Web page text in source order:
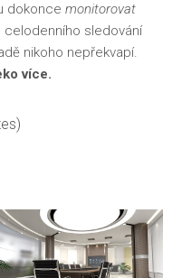
dokonce monitorovat
celodenního sledování
nikoho nepřekvapí.
více.